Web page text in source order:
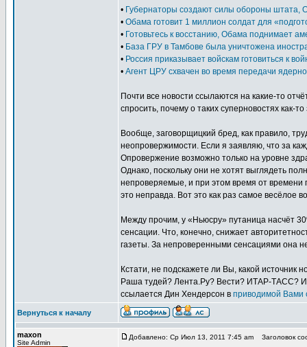
• Губернаторы создают силы обороны штата,
• Обама готовит 1 миллион солдат для
• Готовьтесь к восстанию, Обама поднимает
• База ГРУ в Тамбове была уничтожена
• Россия приказывает войскам готовиться к
• Агент ЦРУ схвачен во время передачи
Почти все новости ссылаются на какие-то
спросить, почему о таких суперновостях как-
Вообще, заговорщицкий бред, как правило,
неопровержимости. Если я заявляю, что за
Опровержение возможно только на уровне
Однако, поскольку они не хотят выглядеть
непроверяемые, и при этом время от времени
это неправда. Вот это как раз самое весёлое
Между прочим, у «Ньюсру» путаница насчёт
сенсации. Что, конечно, снижает
газеты. За непроверенными сенсациями она
Кстати, не подскажете ли Вы, какой
Раша тудей? Лента.Ру? Вести? ИТАР-ТАСС?
ссылается Дин Хендерсон в приводимой Вами
Вернуться к началу
maxon
Site Admin
Добавлено: Ср Июл 13, 2011 7:45 am Заголовок